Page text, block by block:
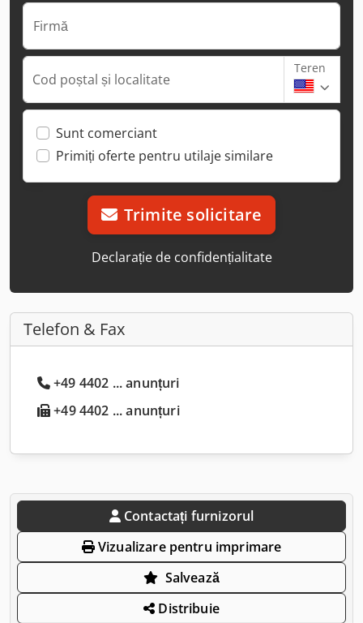
Firmă
Cod poștal și localitate
Teren
Sunt comerciant
Primiți oferte pentru utilaje similare
Trimite solicitare
Declarație de confidențialitate
Telefon & Fax
+49 4402 ... anunțuri
+49 4402 ... anunțuri
Contactați furnizorul
Vizualizare pentru imprimare
Salvează
Distribuie